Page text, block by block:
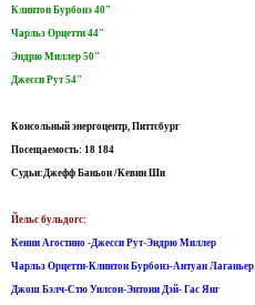
Клинтон Бурбонэ 40"
Чарльз Орцетти 44"
Эндрю Миллер 50"
Джесси Рут 54"
Консольный энергоцентр, Питтсбург
Посещаемость: 18 184
Судьи:Джефф Баньон /Кевин Ши
Йельс бульдогс:
Кенни Агостино -Джесси Рут-Эндрю Миллер
Чарльз Орцетти-Клинтон Бурбонэ-Антуан Лаганьер
Джош Бэлч-Стю Уилсон-Энтони Дэй- Гас Янг